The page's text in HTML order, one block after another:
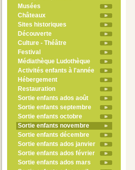
Musées
Châteaux
Sites historiques
Découverte
Culture - Théâtre
Festival
Médiathèque Ludothèque
Activités enfants à l'année
Hébergement
Restauration
Sortie enfants ados août
Sortie enfants septembre
Sortie enfants octobre
Sortie enfants novembre
Sortie enfants décembre
Sortie enfants ados janvier
Sortie enfants ados février
Sortie enfants ados mars